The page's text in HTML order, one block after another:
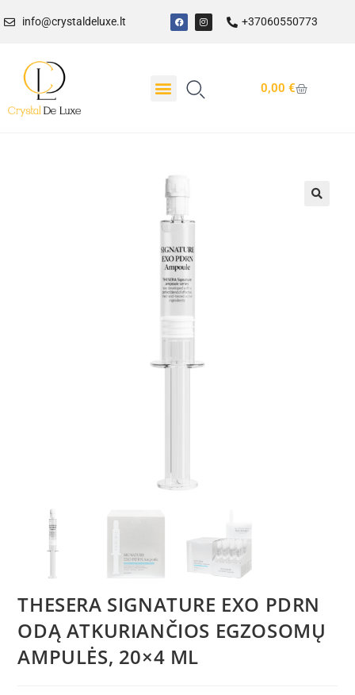
info@crystaldeluxe.lt +37060550773
0,00 €
THESERA SIGNATURE EXO PDRN
ODĄ ATKURIANČIOS EGZOSOMŲ
AMPULĖS, 20×4 ML